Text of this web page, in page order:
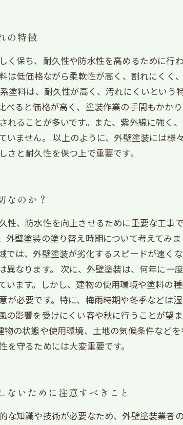
の特徴
く保ち、耐久性や防水性を高めるために
は低価格ながら柔軟性が高く、割れにく
塗料は、耐久性が高く、汚れにくいとい
べると価格が高く、塗装作業の手間もか
れることが多いです。また、紫外線に強く
いません。 以上のように、外壁塗装には
と耐久性を保つ上で重要です。
なのか？
性、防水性を向上させるために重要な工
外壁塗装の塗り替え時期について考えてみ
では、外壁塗装が劣化するスピードが速く
異なります。 次に、外壁塗装は、何年に
います。しかし、建物の使用環境や塗料の
が必要です。特に、梅雨時期や冬季など
の影響を受けにくい春や秋に行うことが望
物の状態や使用環境、土地の気候条件など
守るためには大変重要です。
ないために注意すべきこと
な知識や技術が必要なため、外壁塗装業